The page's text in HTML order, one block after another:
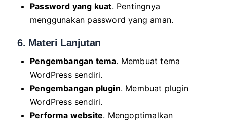
Password yang kuat. Pentingnya
menggunakan password yang aman.
6. Materi Lanjutan
Pengembangan tema. Membuat tema
WordPress sendiri.
Pengembangan plugin. Membuat plugin
WordPress sendiri.
Performa website. Mengoptimalkan